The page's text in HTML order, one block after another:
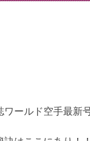
ワールド空手最新